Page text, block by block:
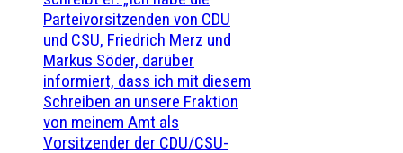
Parteivorsitzenden von CDU
und CSU, Friedrich Merz und
Markus Söder, darüber
informiert, dass ich mit diesem
Schreiben an unsere Fraktion
von meinem Amt als
Vorsitzender der CDU/CSU-